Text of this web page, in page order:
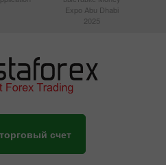
Expo Abu Dhabi
2025
счет